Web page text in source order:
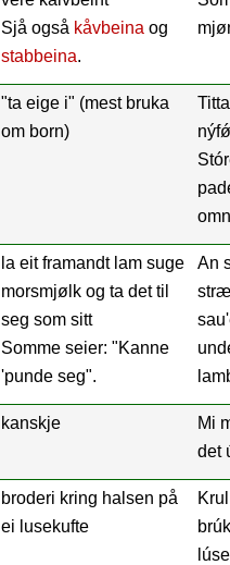
Sjå også kåvbeina og
stabbeina.
"ta eige i" (mest bruka
om born)
nýf
la eit framandt lam suge
morsmjølk og ta det til
seg som sitt
Somme seier: "Kanne
'punde seg".
An
kanskje
Mi
det
broderi kring halsen på
ei lusekufte